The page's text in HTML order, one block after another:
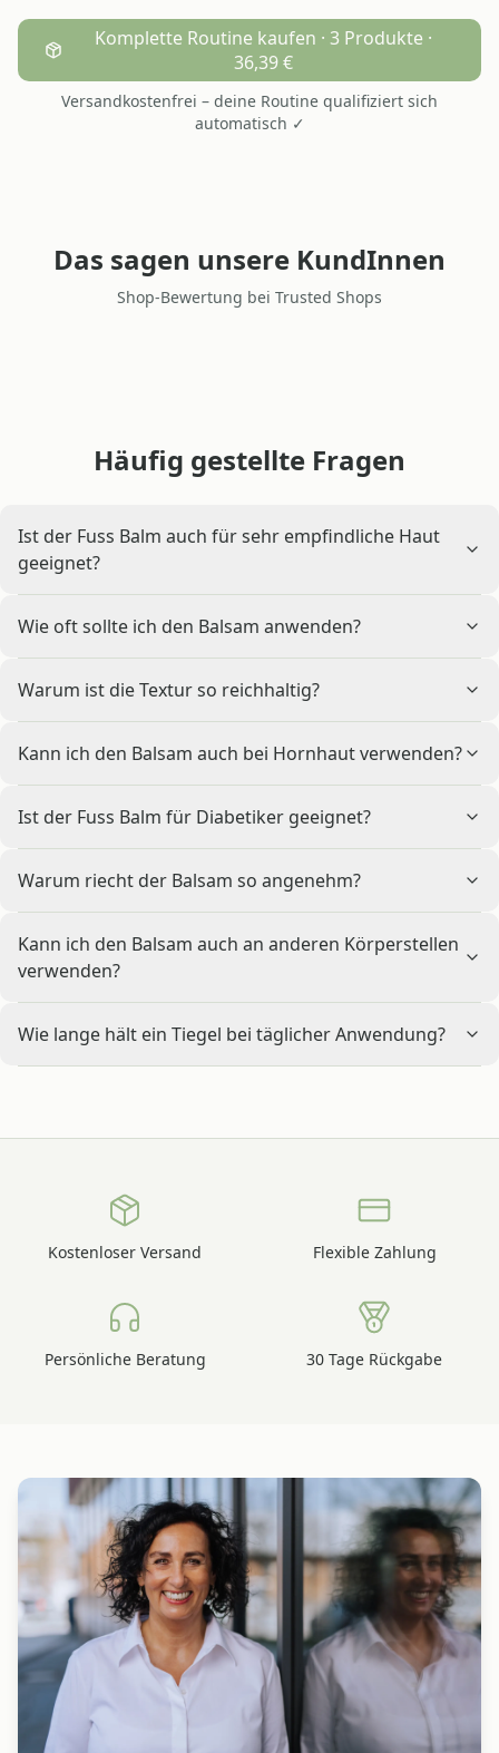
Komplette Routine kaufen · 3 Produkte ·
36,39 €
Versandkostenfrei – deine Routine qualifiziert sich
automatisch ✓
Das sagen unsere KundInnen
Shop-Bewertung bei Trusted Shops
Häufig gestellte Fragen
Ist der Fuss Balm auch für sehr empfindliche Haut
geeignet?
Wie oft sollte ich den Balsam anwenden?
Warum ist die Textur so reichhaltig?
Kann ich den Balsam auch bei Hornhaut verwenden?
Ist der Fuss Balm für Diabetiker geeignet?
Warum riecht der Balsam so angenehm?
Kann ich den Balsam auch an anderen Körperstellen
verwenden?
Wie lange hält ein Tiegel bei täglicher Anwendung?
Kostenloser Versand Flexible Zahlung
Persönliche Beratung 30 Tage Rückgabe